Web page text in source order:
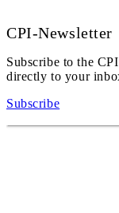
CPI-Newsletter
Subscribe to the
directly to your
Subscribe